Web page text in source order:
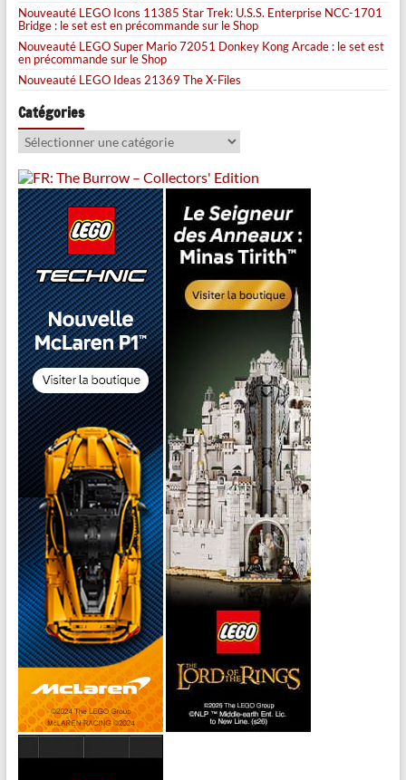
Nouveauté LEGO Icons 11385 Star Trek: U.S.S. Enterprise NCC-1701
Bridge : le set est en précommande sur le Shop
Nouveauté LEGO Super Mario 72051 Donkey Kong Arcade : le set est
en précommande sur le Shop
Nouveauté LEGO Ideas 21369 The X-Files
Catégories
Catégories